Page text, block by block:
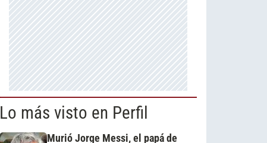
Lo más visto en Perfil
Murió Jorge Messi, el papá de